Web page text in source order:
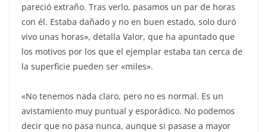
pareció extraño. Tras verlo, pasamos un par de horas
con él. Estaba dañado y no en buen estado, solo duró
vivo unas horas», detalla Valor, que ha apuntado que
los motivos por los que el ejemplar estaba tan cerca de
la superficie pueden ser «miles».
«No tenemos nada claro, pero no es normal. Es un
avistamiento muy puntual y esporádico. No podemos
decir que no pasa nunca, aunque si pasase a mayor